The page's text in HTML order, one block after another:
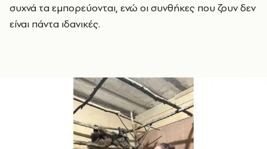
συχνά τα εμπορεύονται, ενώ οι συνθήκες που ζουν δεν
είναι πάντα ιδανικές.